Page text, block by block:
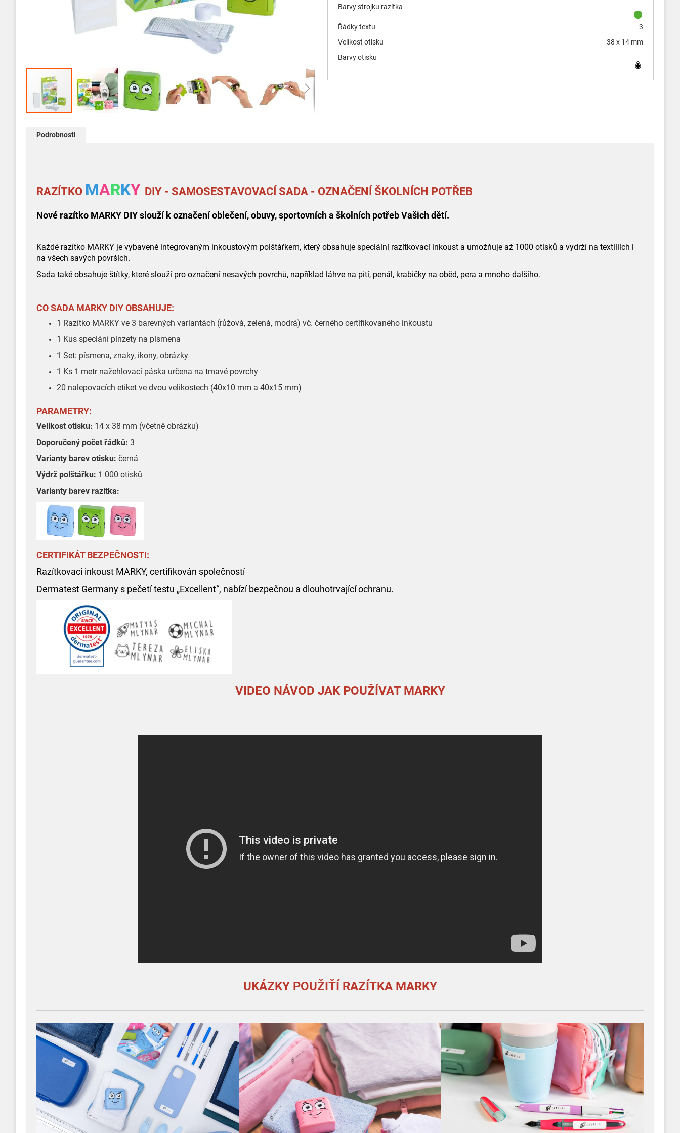
začátek
obrázky
Barvy strojku razítka
Řádky textu
3
Velikost otisku
38 x 14 mm
Barvy otisku
Podrobnosti
RAZÍTKO MARKY DIY - SAMOSESTAVOVACÍ SADA - OZNAČENÍ ŠKOLNÍCH POTŘEB
Nové razítko MARKY DIY slouží k označení oblečení, obuvy, sportovních a školních potřeb Vašich dětí.
Každé razítko MARKY je vybavené integrovaným inkoustovým polštářkem, který obsahuje speciální razítkovací inkoust a umožňuje až 1000 otisků a vydrží na textiliích i
na všech savých površích.
Sada také obsahuje štítky, které slouží pro označení nesavých povrchů, například láhve na pití, penál, krabičky na oběd, pera a mnoho dalšího.
CO SADA MARKY DIY OBSAHUJE:
1 Razítko MARKY ve 3 barevných variantách (růžová, zelená, modrá) vč. černého certifikovaného inkoustu
1 Kus speciání pinzety na písmena
1 Set: písmena, znaky, ikony, obrázky
1 Ks 1 metr nažehlovací páska určena na tmavé povrchy
20 nalepovacích etiket ve dvou velikostech (40x10 mm a 40x15 mm)
PARAMETRY:
Velikost otisku: 14 x 38 mm (včetně obrázku)
Doporučený počet řádků: 3
Varianty barev otisku: černá
Výdrž polštářku: 1 000 otisků
Varianty barev razítka:
CERTIFIKÁT BEZPEČNOSTI:
Razítkovací inkoust MARKY, certifikován společností
Dermatest Germany s pečetí testu „Excellent“, nabízí bezpečnou a dlouhotrvající ochranu.
VIDEO NÁVOD JAK POUŽÍVAT MARKY
UKÁZKY POUŽIŤÍ RAZÍTKA MARKY